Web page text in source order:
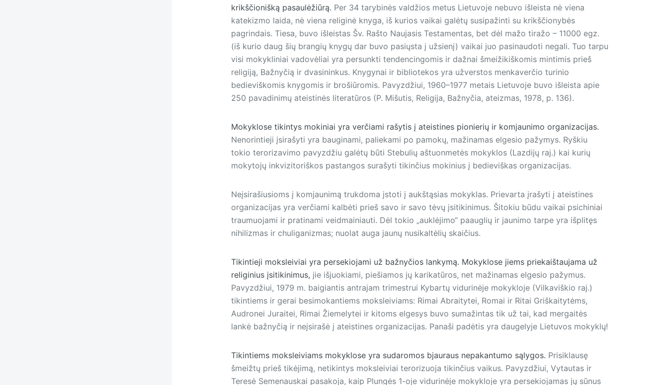
krikščionišką pasaulėžiūrą. Per 34 tarybinės valdžios metus Lietuvoje nebuvo išleista nė viena
katekizmo laida, nė viena religinė knyga, iš kurios vaikai galėtų susipažinti su krikščionybės
pagrindais. Tiesa, buvo išleistas Šv. Rašto Naujasis Testamentas, bet dėl mažo tiražo – 11000 egz.
(iš kurio daug šių brangių knygų dar buvo pasiųsta į užsienį) vaikai juo pasinaudoti negali. Tuo tarpu
visi mokykliniai vadovėliai yra persunkti tendencingomis ir dažnai šmeižikiškomis mintimis prieš
religiją, Bažnyčią ir dvasininkus. Knygynai ir bibliotekos yra užverstos menkaverčio turinio
bedieviškomis knygomis ir brošiūromis. Pavyzdžiui, 1960–1977 metais Lietuvoje buvo išleista apie
250 pavadinimų ateistinės literatūros (P. Mišutis, Religija, Bažnyčia, ateizmas, 1978, p. 136).
Mokyklose tikintys mokiniai yra verčiami rašytis į ateistines pionierių ir komjaunimo organizacijas.
Nenorintieji įsirašyti yra bauginami, paliekami po pamokų, mažinamas elgesio pažymys. Ryškiu
tokio terorizavimo pavyzdžiu galėtų būti Stebulių aštuonmetės mokyklos (Lazdijų raj.) kai kurių
mokytojų inkvizitoriškos pastangos surašyti tikinčius mokinius į bedieviškas organizacijas.
Neįsirašiusioms į komjaunimą trukdoma įstoti į aukštąsias mokyklas. Prievarta įrašyti į ateistines
organizacijas yra verčiami kalbėti prieš savo ir savo tėvų įsitikinimus. Šitokiu būdu vaikai psichiniai
traumuojami ir pratinami veidmainiauti. Dėl tokio „auklėjimo“ paauglių ir jaunimo tarpe yra išplitęs
nihilizmas ir chuliganizmas; nuolat auga jaunų nusikaltėlių skaičius.
Tikintieji moksleiviai yra persekiojami už bažnyčios lankymą. Mokyklose jiems priekaištaujama už
religinius įsitikinimus, jie išjuokiami, piešiamos jų karikatūros, net mažinamas elgesio pažymus.
Pavyzdžiui, 1979 m. baigiantis antrajam trimestrui Kybartų vidurinėje mokykloje (Vilkaviškio raj.)
tikintiems ir gerai besimokantiems moksleiviams: Ri­mai Abraitytei, Romai ir Ritai Griškaitytėms,
Audronei Juraitei, Rimai Žiemelytei ir kitoms elgesys buvo sumažintas tik už tai, kad mergaitės
lankė bažnyčią ir neįsirašė į ateistines organizacijas. Panaši padėtis yra daugelyje Lietuvos mokyklų!
Tikintiems moksleiviams mokyklose yra sudaromos bjauraus nepakantumo sąlygos. Prisiklausę
šmeižtų prieš tikėjimą, netikintys moksleiviai terorizuoja tikinčius vaikus. Pavyzdžiui, Vytautas ir
Teresė Semenauskai pasakoja, kaip Plungės 1-oje vidurinėje mokykloje yra persekiojamas jų sūnus